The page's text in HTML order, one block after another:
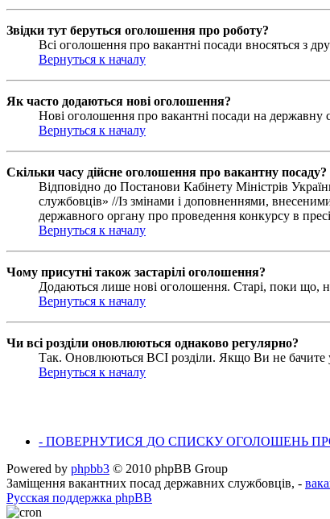
Звідки тут беруться оголошення про роботу?
Всі оголошення про вакантні посади вносяться з
Вернуться к началу
Як часто додаються нові оголошення?
Нові оголошення про вакантні посади на державну
Вернуться к началу
Скільки часу дійсне оголошення про вакантну посаду?
Відповідно до Постанови Кабінету Міністрів
службовців» //Із змінами і доповненнями,
державного органу про проведення конкурсу в
Вернуться к началу
Чому присутні також застарілі оголошення?
Додаються лише нові оголошення. Старі, поки що,
Вернуться к началу
Чи всі розділи оновлюються однаково регулярно?
Так. Оновлюються ВСІ розділи. Якщо Ви не бачите у
Вернуться к началу
- ПОВЕРНУТИСЯ ДО СПИСКУ ОГОЛОШЕНЬ
Powered by phpbb3 © 2010 phpBB Group
Заміщення вакантних посад державних службовців, -
Русская поддержка phpBB